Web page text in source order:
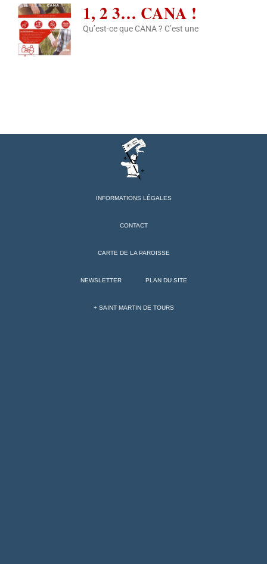
1, 2 3… CANA !
Qu’est-ce que CANA ? C’est une
INFORMATIONS LÉGALES
CONTACT
CARTE DE LA PAROISSE
NEWSLETTER PLAN DU SITE
+ SAINT MARTIN DE TOURS